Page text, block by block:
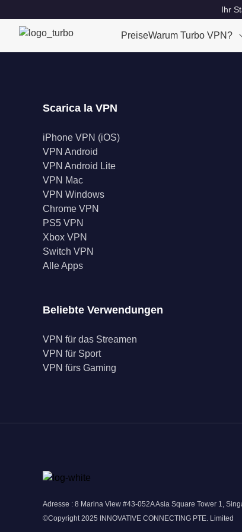
Ihr
PreiseWarum Turbo VPN?
Scarica la VPN
iPhone VPN (iOS)
VPN Android
VPN Android Lite
VPN Mac
VPN Windows
Chrome VPN
PS5 VPN
Xbox VPN
Switch VPN
Alle Apps
Beliebte Verwendungen
VPN für das Streamen
VPN für Sport
VPN fürs Gaming
Adresse : 8 Marina View #43-052A Asia Square Tower 1,
©Copyright 2025 INNOVATIVE CONNECTING PTE. Limited